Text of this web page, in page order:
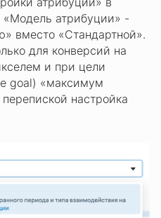
«Модель атрибуции» -
вместо «Стандартной».
для конверсий на
и при цели
goal) «максимум
настройка